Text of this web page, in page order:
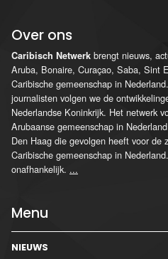
Over ons
Caribisch Netwerk brengt nieuws,
Aruba, Bonaire, Curaçao, Saba, Sint
Caribische gemeenschap in
journalisten volgen we de
Nederlandse Koninkrijk. Het netwerk
Arubaanse gemeenschap in
Den Haag die gevolgen heeft voor de
Caribische gemeenschap in
onafhankelijk. ...
Menu
NIEUWS